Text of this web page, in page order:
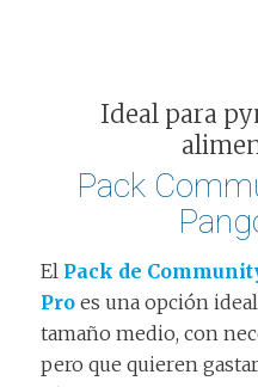
Ideal para
Pack
El Pack de
Proes una opción
tamaño medio, con
pero que quieren